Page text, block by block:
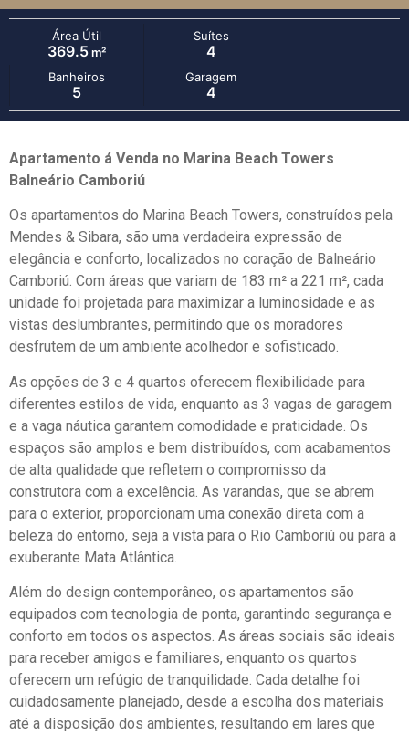
Área Útil
369.5m²
Suítes
4
Banheiros
5
Garagem
4
Apartamento á Venda no Marina Beach Towers
Balneário Camboriú
Os apartamentos do Marina Beach Towers, construídos pela
Mendes & Sibara, são uma verdadeira expressão de
elegância e conforto, localizados no coração de Balneário
Camboriú. Com áreas que variam de 183 m² a 221 m², cada
unidade foi projetada para maximizar a luminosidade e as
vistas deslumbrantes, permitindo que os moradores
desfrutem de um ambiente acolhedor e sofisticado.
As opções de 3 e 4 quartos oferecem flexibilidade para
diferentes estilos de vida, enquanto as 3 vagas de garagem
e a vaga náutica garantem comodidade e praticidade. Os
espaços são amplos e bem distribuídos, com acabamentos
de alta qualidade que refletem o compromisso da
construtora com a excelência. As varandas, que se abrem
para o exterior, proporcionam uma conexão direta com a
beleza do entorno, seja a vista para o Rio Camboriú ou para a
exuberante Mata Atlântica.
Além do design contemporâneo, os apartamentos são
equipados com tecnologia de ponta, garantindo segurança e
conforto em todos os aspectos. As áreas sociais são ideais
para receber amigos e familiares, enquanto os quartos
oferecem um refúgio de tranquilidade. Cada detalhe foi
cuidadosamente planejado, desde a escolha dos materiais
até a disposição dos ambientes, resultando em lares que